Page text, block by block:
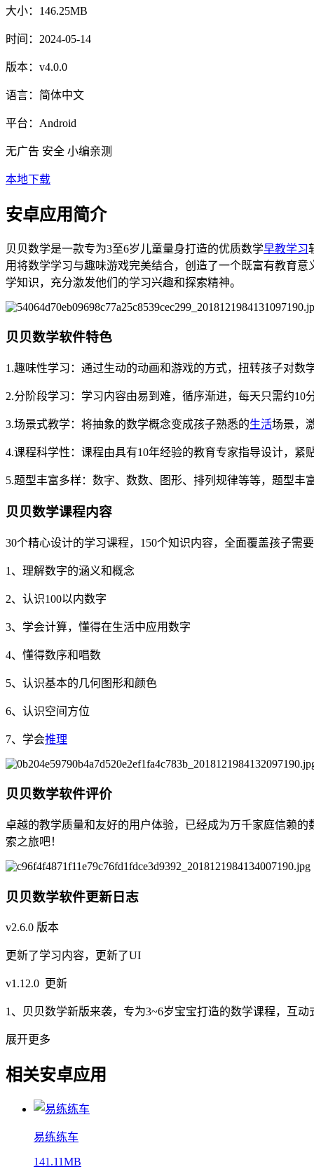
大小： 146.25MB
时间： 2024-05-14
版本： v4.0.0
语言： 简体中文
平台： Android
无广告 安全 小编亲测
本地下载
安卓应用简介
贝贝数学是一款专为3至6岁儿童量身打造的优质数学早教学习
用将数学学习与趣味游戏完美结合，创造了一个既富有教育
学知识，充分激发他们的学习兴趣和探索精神。
贝贝数学软件特色
1.趣味性学习：通过生动的动画和游戏的方式，扭转孩子对
2.分阶段学习：学习内容由易到难，循序渐进，每天只需约10
3.场景式教学：将抽象的数学概念变成孩子熟悉的生活场景，
4.课程科学性：课程由具有10年经验的教育专家指导设计，
5.题型丰富多样：数字、数数、图形、排列规律等等，题型
贝贝数学课程内容
30个精心设计的学习课程，150个知识内容，全面覆盖孩子需
1、理解数字的涵义和概念
2、认识100以内数字
3、学会计算，懂得在生活中应用数字
4、懂得数序和唱数
5、认识基本的几何图形和颜色
6、认识空间方位
7、学会推理
贝贝数学软件评价
卓越的教学质量和友好的用户体验，已经成为万千家庭信赖
索之旅吧！
贝贝数学软件更新日志
v2.6.0 版本
更新了学习内容，更新了UI
v1.12.0 更新
1、贝贝数学新版来袭，专为3~6岁宝宝打造的数学课程，互
展开更多
相关安卓应用
易练练车
141.11MB